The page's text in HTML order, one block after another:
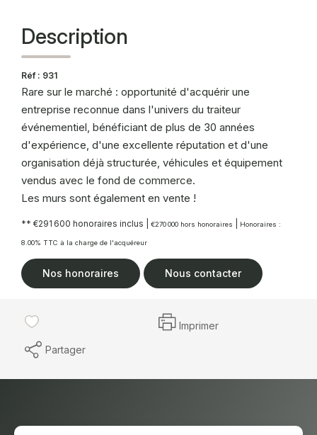
Description
Réf : 931
Rare sur le marché : opportunité d'acquérir une
entreprise reconnue dans l'univers du traiteur
événementiel, bénéficiant de plus de 30 années
d'expérience, d'une excellente réputation et d'une
organisation déjà structurée, véhicules et équipement
vendus avec le fond de commerce.
Les murs sont également en vente !
** €291 600 honoraires inclus €270 000 hors honoraires Honoraires :
8.00% TTC à la charge de l'acquéreur
Nos honoraires Nous contacter
Imprimer
Partager